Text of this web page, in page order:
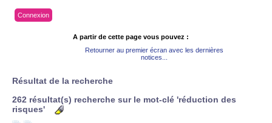
Connexion
A partir de cette page vous pouvez :
Retourner au premier écran avec les dernières
notices...
Résultat de la recherche
262 résultat(s) recherche sur le mot-clé 'réduction des
risques'